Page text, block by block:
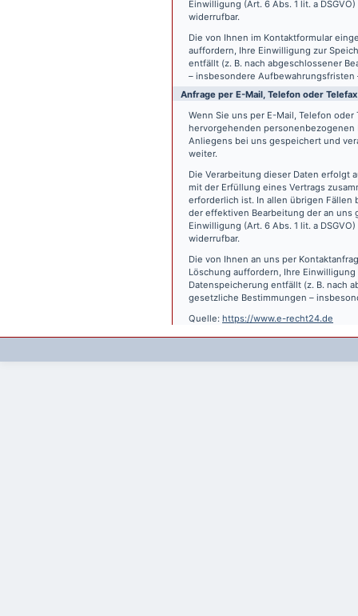
Einwilligung (Art. 6 Abs. 1 lit. a
widerrufbar.
Die von Ihnen im Kontaktformular
auffordern, Ihre Einwilligung zur
entfällt (z. B. nach abgeschlossener
– insbesondere
Anfrage per E-Mail, Telefon oder Telefax
Wenn Sie uns per E-Mail, Telefon
hervorgehenden personenbezogenen
Anliegens bei uns gespeichert und
weiter.
Die Verarbeitung dieser Daten erfolgt
mit der Erfüllung eines Vertrags
erforderlich ist. In allen übrigen Fällen
der effektiven Bearbeitung der an uns
Einwilligung (Art. 6 Abs. 1 lit. a
widerrufbar.
Die von Ihnen an uns per
Löschung auffordern, Ihre
Datenspeicherung entfällt (z. B. nach
gesetzliche Bestimmungen –
Quelle: https://www.e-recht24.de